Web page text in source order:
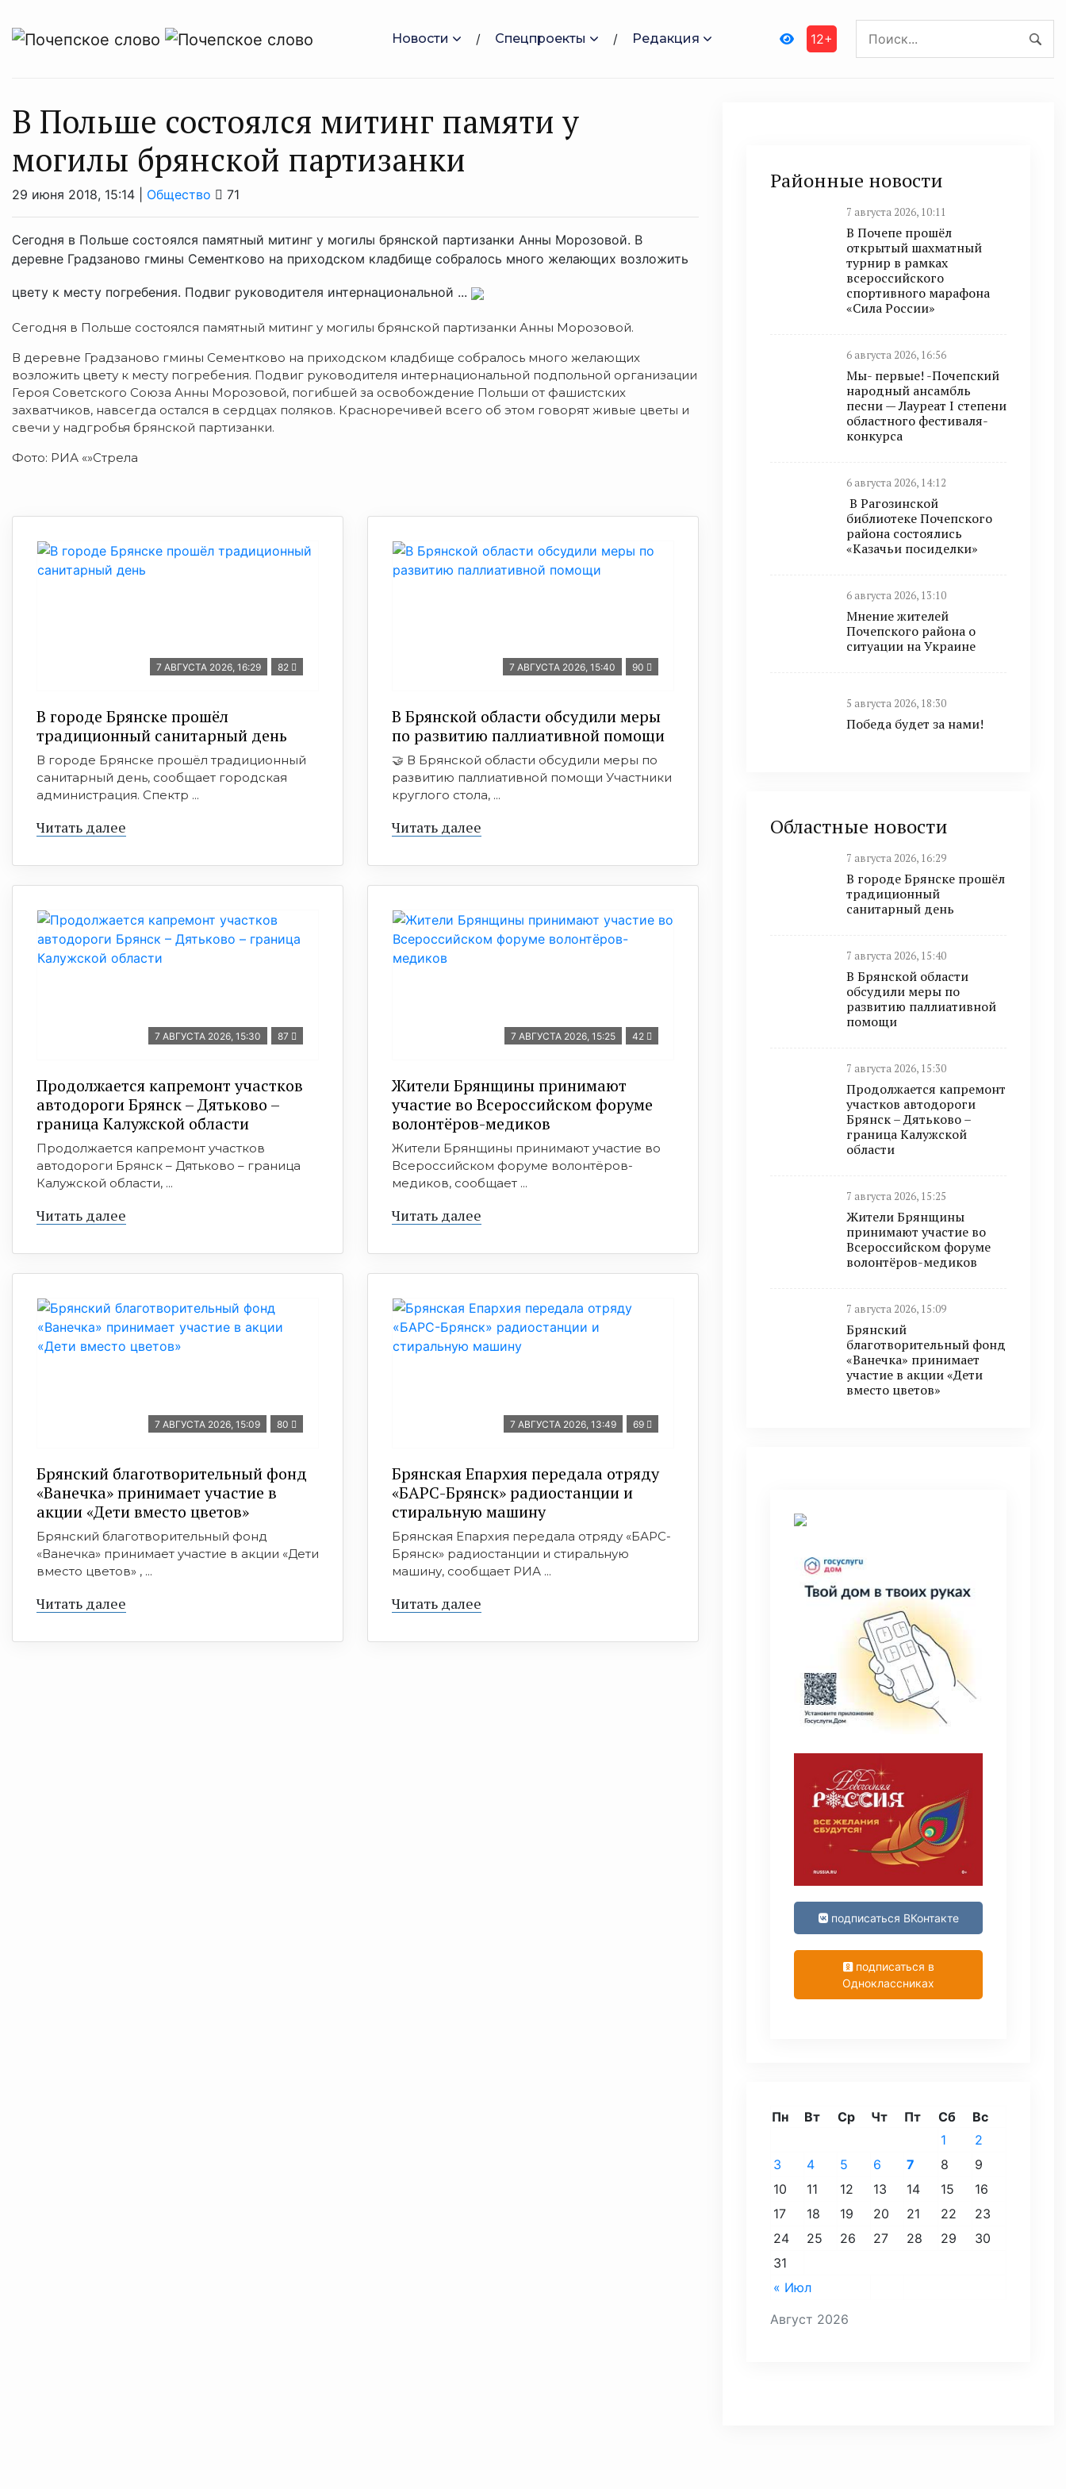
Новости Спецпроекты Редакция 12+
В Польше состоялся митинг памяти у
могилы брянской партизанки
29 июня 2018, 15:14 | Общество 71
Сегодня в Польше состоялся памятный митинг у могилы брянской партизанки Анны Морозовой. В
деревне Градзаново гмины Сементково на приходском кладбище собралось много желающих возложить
цвету к месту погребения. Подвиг руководителя интернациональной ...
Сегодня в Польше состоялся памятный митинг у могилы брянской партизанки Анны Морозовой.
В деревне Градзаново гмины Сементково на приходском кладбище собралось много желающих
возложить цвету к месту погребения. Подвиг руководителя интернациональной подпольной организации
Героя Советского Союза Анны Морозовой, погибшей за освобождение Польши от фашистских
захватчиков, навсегда остался в сердцах поляков. Красноречивей всего об этом говорят живые цветы и
свечи у надгробья брянской партизанки.
Фото: РИА «»Стрела
7 АВГУСТА 2026, 16:29 82
В городе Брянске прошёл
традиционный санитарный день
В городе Брянске прошёл традиционный
санитарный день, сообщает городская
администрация. Спектр ...
Читать далее
7 АВГУСТА 2026, 15:40 90
В Брянской области обсудили меры
по развитию паллиативной помощи
🤝 В Брянской области обсудили меры по
развитию паллиативной помощи Участники
круглого стола, ...
Читать далее
7 АВГУСТА 2026, 15:30 87
Продолжается капремонт участков
автодороги Брянск – Дятьково –
граница Калужской области
Продолжается капремонт участков
автодороги Брянск – Дятьково – граница
Калужской области, ...
Читать далее
7 АВГУСТА 2026, 15:25 42
Жители Брянщины принимают
участие во Всероссийском форуме
волонтёров-медиков
Жители Брянщины принимают участие во
Всероссийском форуме волонтёров-
медиков, сообщает ...
Читать далее
7 АВГУСТА 2026, 15:09 80
Брянский благотворительный фонд
«Ванечка» принимает участие в
акции «Дети вместо цветов»
Брянский благотворительный фонд
«Ванечка» принимает участие в акции «Дети
вместо цветов» , ...
Читать далее
7 АВГУСТА 2026, 13:49 69
Брянская Епархия передала отряду
«БАРС-Брянск» радиостанции и
стиральную машину
Брянская Епархия передала отряду «БАРС-
Брянск» радиостанции и стиральную
машину, сообщает РИА ...
Читать далее
Районные новости
7 августа 2026, 10:11
В Почепе прошёл
открытый шахматный
турнир в рамках
всероссийского
спортивного марафона
«Сила России»
6 августа 2026, 16:56
Мы- первые! -Почепский
народный ансамбль
песни — Лауреат I степени
областного фестиваля-
конкурса
6 августа 2026, 14:12
В Рагозинской
библиотеке Почепского
района состоялись
«Казачьи посиделки»
6 августа 2026, 13:10
Мнение жителей
Почепского района о
ситуации на Украине
5 августа 2026, 18:30
Победа будет за нами!
Областные новости
7 августа 2026, 16:29
В городе Брянске прошёл
традиционный
санитарный день
7 августа 2026, 15:40
В Брянской области
обсудили меры по
развитию паллиативной
помощи
7 августа 2026, 15:30
Продолжается капремонт
участков автодороги
Брянск – Дятьково –
граница Калужской
области
7 августа 2026, 15:25
Жители Брянщины
принимают участие во
Всероссийском форуме
волонтёров-медиков
7 августа 2026, 15:09
Брянский
благотворительный фонд
«Ванечка» принимает
участие в акции «Дети
вместо цветов»
подписаться ВКонтакте
подписаться в
Одноклассниках
Август 2026
Пн Вт Ср Чт Пт Сб Вс
« Июл
1
2
3
4 5 6 7 8
9
10
11 12 13 14 15
16
17
18 19 20 21 22
23
24
25 26 27 28 29
30
31